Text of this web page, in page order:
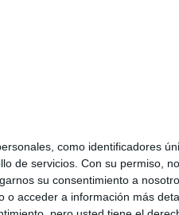
como identificadores
de servicios. Con su permiso,
su consentimiento a
acceder a información más